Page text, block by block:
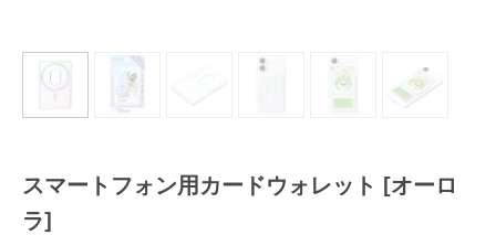
スマートフォン用カードウォレット [オーロ
ラ]